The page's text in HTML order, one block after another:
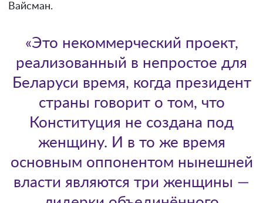
Вайсман.
«Это некоммерческий проект,
реализованный в непростое для
Беларуси время, когда президент
страны говорит о том, что
Конституция не создана под
женщину. И в то же время
основным оппонентом нынешней
власти являются три женщины —